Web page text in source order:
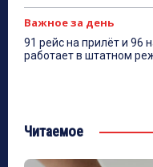
Важное за день
91 рейс на прилёт и 96
работает в штатном
Читаемое